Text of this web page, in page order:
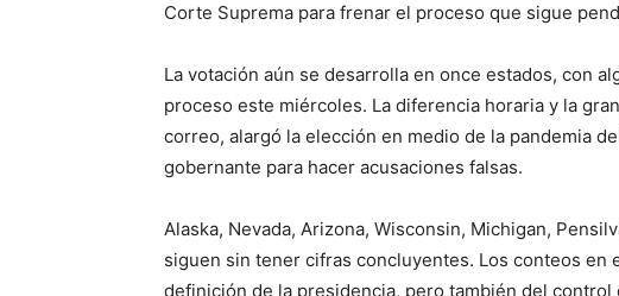
Corte Suprema para frenar el proceso que sigue
La votación aún se desarrolla en once estados, con
proceso este miércoles. La diferencia horaria y la
correo, alargó la elección en medio de la pandemia
gobernante para hacer acusaciones falsas.
Alaska, Nevada, Arizona, Wisconsin, Michigan,
siguen sin tener cifras concluyentes. Los conteos en
definición de la presidencia, pero también del control